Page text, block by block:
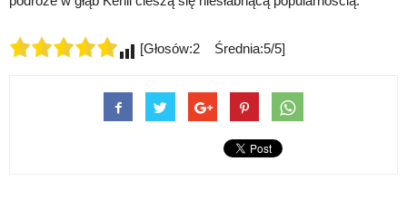
[Głosów:2 Średnia:5/5]